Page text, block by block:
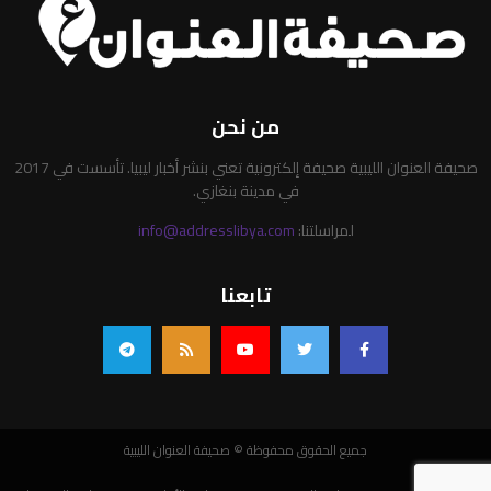
من نحن
صحيفة العنوان الليبية صحيفة إلكترونية تعني بنشر أخبار ليبيا. تأسست في 2017
في مدينة بنغازي.
لمراسلتنا:info@addresslibya.com
تابعنا
جميع الحقوق محفوظة © صحيفة العنوان الليبية